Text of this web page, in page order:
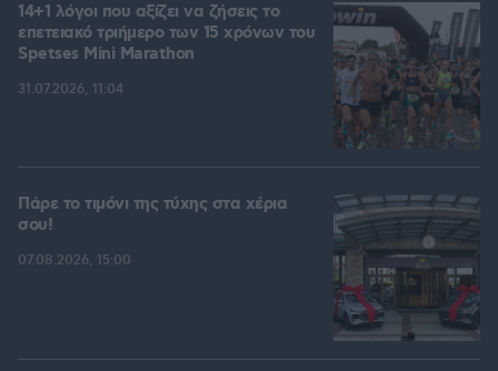
14+1 λόγοι που αξίζει να ζήσεις το
επετειακό τριήμερο των 15 χρόνων του
Spetses Mini Marathon
31.07.2026, 11:04
Πάρε το τιμόνι της τύχης στα χέρια
σου!
07.08.2026, 15:00